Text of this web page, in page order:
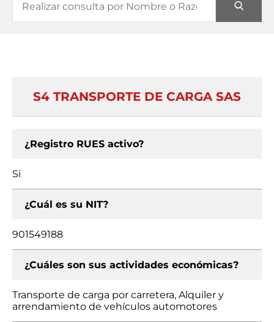
S4 TRANSPORTE DE CARGA SAS
¿Registro RUES activo?
Si
¿Cuál es su NIT?
901549188
¿Cuáles son sus actividades económicas?
Transporte de carga por carretera, Alquiler y
arrendamiento de vehículos automotores